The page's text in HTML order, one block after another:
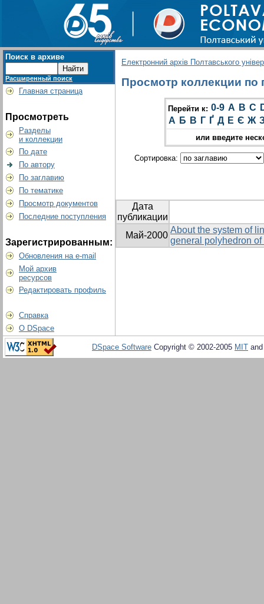
Поиск в архиве
Расширенный поиск
Главная страница
Просмотреть
Разделы
и коллекции
По дате
По автору
По заглавию
По тематике
Просмотр документов
Последние поступления
Зарегистрированным:
Обновления на e-mail
Мой архив
ресурсов
Редактировать профиль
Справка
О DSpace
Електронний архів Полтавського
Просмотр коллекции по
Перейти к: 0-9 A B C
А Б В Г Ґ Д Е Є Ж
или введите
Сортировка:
Дата
публикации
Май-2000
About the system of
general polyhedron
DSpace Software Copyright © 2002-2005 MIT